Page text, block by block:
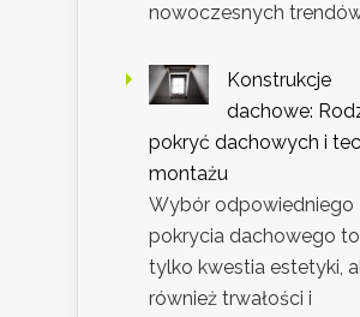
nowoczesnych
Konstrukcje
dachowe:
pokryć dachowych i
montażu
Wybór odpowiedniego
pokrycia dachowego
tylko kwestia estetyki,
również trwałości i